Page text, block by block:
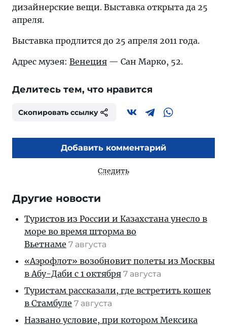
дизайнерские вещи. Выставка открыта да 25
апреля.
Выставка продлится до 25 апреля 2011 года.
Адрес музея: Венеция — Сан Марко, 52.
Делитесь тем, что нравится
Скопировать ссылку
Добавить комментарий
Следить
Другие новости
Туристов из России и Казахстана унесло в
море во время шторма во
Вьетнаме 7 августа
«Аэрофлот» возобновит полеты из Москвы
в Абу-Даби с 1 октября 7 августа
Туристам рассказали, где встретить кошек
в Стамбуле 7 августа
Названо условие, при котором Мексика